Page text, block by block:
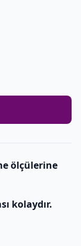
ölçülerine
kolaydır.